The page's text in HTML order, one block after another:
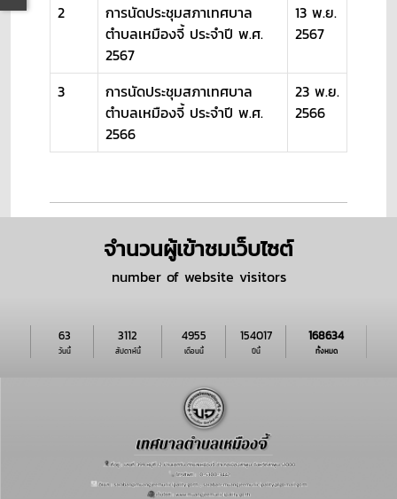
2
การนัดประชุมสภาเทศบาล
ตำบลเหมืองจี้ ประจำปี พ.ศ.
2567
13 พ.ย.
2567
3
การนัดประชุมสภาเทศบาล
ตำบลเหมืองจี้ ประจำปี พ.ศ.
2566
23 พ.ย.
2566
จำนวนผู้เข้าชมเว็บไซต์
number of website visitors
วันนี้
63
สัปดาห์นี้
3112
เดือนนี้
4955
ปีนี้
154017
ทั้งหมด
168634